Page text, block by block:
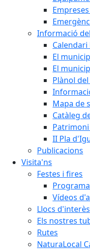
Informació
El
El
Plànol
Mapa de
Catàleg
II Pla
Publicacions
Visita'ns
Festes i fires
Vídeos
Llocs d'interès
Els nostres
Rutes
NaturaLocal